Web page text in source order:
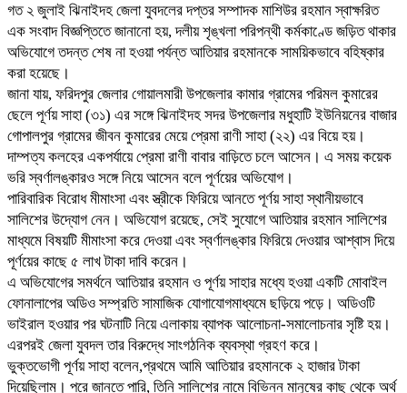
গত ২ জুলাই ঝিনাইদহ জেলা যুবদলের দপ্তর সম্পাদক মাশিউর রহমান স্বাক্ষরিত
এক সংবাদ বিজ্ঞপ্তিতে জানানো হয়, দলীয় শৃঙ্খলা পরিপন্থী কর্মকাণ্ডে জড়িত থাকার
অভিযোগে তদন্ত শেষ না হওয়া পর্যন্ত আতিয়ার রহমানকে সাময়িকভাবে বহিষ্কার
করা হয়েছে।
জানা যায়, ফরিদপুর জেলার গোয়ালমারী উপজেলার কামার গ্রামের পরিমল কুমারের
ছেলে পূর্ণয় সাহা (৩১) এর সঙ্গে ঝিনাইদহ সদর উপজেলার মধুহাটি ইউনিয়নের বাজার
গোপালপুর গ্রামের জীবন কুমারের মেয়ে প্রেমা রাণী সাহা (২২) এর বিয়ে হয়।
দাম্পত্য কলহের একপর্যায়ে প্রেমা রাণী বাবার বাড়িতে চলে আসেন। এ সময় কয়েক
ভরি স্বর্ণালঙ্কারও সঙ্গে নিয়ে আসেন বলে পূর্ণয়ের অভিযোগ।
পারিবারিক বিরোধ মীমাংসা এবং স্ত্রীকে ফিরিয়ে আনতে পূর্ণয় সাহা স্থানীয়ভাবে
সালিশের উদ্যোগ নেন। অভিযোগ রয়েছে, সেই সুযোগে আতিয়ার রহমান সালিশের
মাধ্যমে বিষয়টি মীমাংসা করে দেওয়া এবং স্বর্ণালঙ্কার ফিরিয়ে দেওয়ার আশ্বাস দিয়ে
পূর্ণয়ের কাছে ৫ লাখ টাকা দাবি করেন।
এ অভিযোগের সমর্থনে আতিয়ার রহমান ও পূর্ণয় সাহার মধ্যে হওয়া একটি মোবাইল
ফোনালাপের অডিও সম্প্রতি সামাজিক যোগাযোগমাধ্যমে ছড়িয়ে পড়ে। অডিওটি
ভাইরাল হওয়ার পর ঘটনাটি নিয়ে এলাকায় ব্যাপক আলোচনা-সমালোচনার সৃষ্টি হয়।
এরপরই জেলা যুবদল তার বিরুদ্ধে সাংগঠনিক ব্যবস্থা গ্রহণ করে।
ভুক্তভোগী পূর্ণয় সাহা বলেন,প্রথমে আমি আতিয়ার রহমানকে ২ হাজার টাকা
দিয়েছিলাম। পরে জানতে পারি, তিনি সালিশের নামে বিভিন্ন মানুষের কাছ থেকে অর্থ